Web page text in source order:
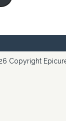
Copyright